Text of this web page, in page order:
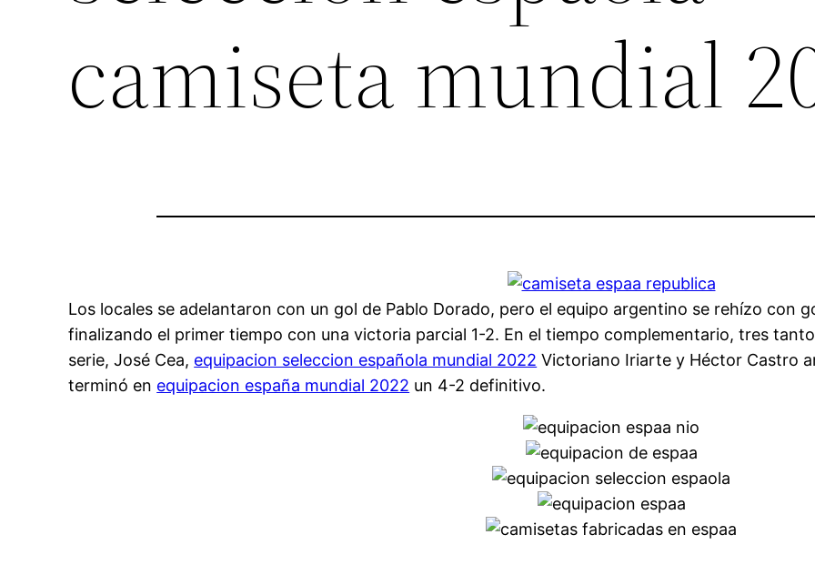
camiseta mundial
Los locales se adelantaron con un gol de Pablo Dorado, pero el equipo argentino se rehízo con
finalizando el primer tiempo con una victoria parcial 1-2. En el tiempo complementario, tres
serie, José Cea, equipacion seleccion española mundial 2022 Victoriano Iriarte y Héctor Castro
terminó en equipacion españa mundial 2022 un 4-2 definitivo.